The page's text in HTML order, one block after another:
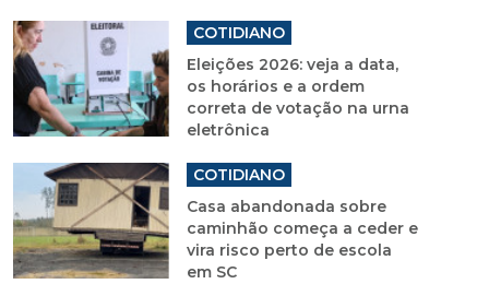
COTIDIANO
Eleições 2026: veja a data,
os horários e a ordem
correta de votação na urna
eletrônica
COTIDIANO
Casa abandonada sobre
caminhão começa a ceder e
vira risco perto de escola
em SC